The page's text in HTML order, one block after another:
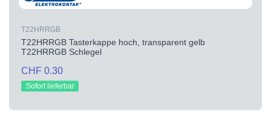
T22HRRGB
T22HRRGB Tasterkappe hoch, transparent gelb
T22HRRGB Schlegel
CHF 0.30
Sofort lieferbar